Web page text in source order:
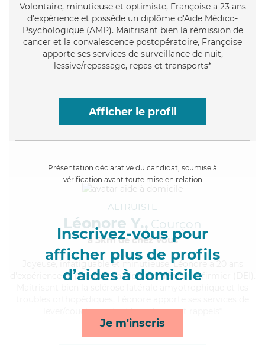
Volontaire, minutieuse et optimiste, Françoise a 23 ans
d'expérience et possède un diplôme d'Aide Médico-
Psychologique (AMP). Maitrisant bien la rémission de
cancer et la convalescence postopératoire, Françoise
apporte ses services de surveillance de nuit,
lessive/repassage, repas et transports*
Afficher le profil
Présentation déclarative du candidat, soumise à
vérification avant toute mise en relation
Inscrivez-vous pour
afficher plus de profils
d’aides à domicile
Je m'inscris
ALTRUISTE
Léonore Y., Courçon
à 5km de chez Vous
, infatiguable et minutieuse, Léonore a 20 ans
d'expérience et possède un diplôme d'Etat d'infirmier (DEI).
lever/coucher, activités, ménage et rappels*